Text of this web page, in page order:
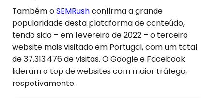
Também oSEMRushconfirma a grande
popularidade desta plataforma de conteúdo,
tendo sido – em fevereiro de 2022 – o terceiro
website mais visitado em Portugal, com um total
de37.313.476de visitas. O Google e Facebook
lideram o top de websites com maior tráfego,
respetivamente.